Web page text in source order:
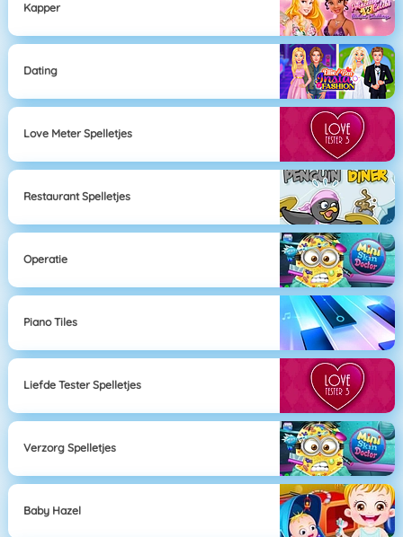
Kapper
Dating
Love Meter Spelletjes
Restaurant Spelletjes
Operatie
Piano Tiles
Liefde Tester Spelletjes
Verzorg Spelletjes
Baby Hazel